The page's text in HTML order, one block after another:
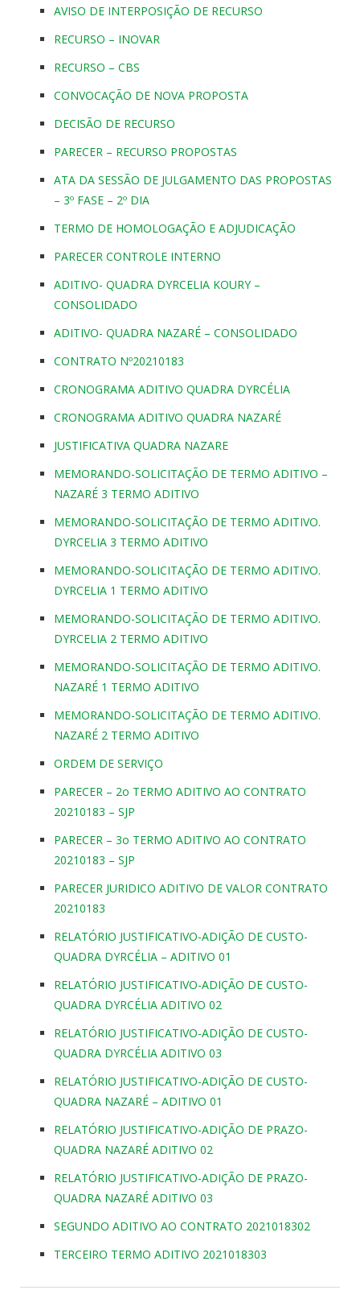
AVISO DE INTERPOSIÇÃO DE RECURSO
RECURSO – INOVAR
RECURSO – CBS
CONVOCAÇÃO DE NOVA PROPOSTA
DECISÃO DE RECURSO
PARECER – RECURSO PROPOSTAS
ATA DA SESSÃO DE JULGAMENTO DAS PROPOSTAS
– 3º FASE – 2º DIA
TERMO DE HOMOLOGAÇÃO E ADJUDICAÇÃO
PARECER CONTROLE INTERNO
ADITIVO- QUADRA DYRCELIA KOURY –
CONSOLIDADO
ADITIVO- QUADRA NAZARÉ – CONSOLIDADO
CONTRATO Nº20210183
CRONOGRAMA ADITIVO QUADRA DYRCÉLIA
CRONOGRAMA ADITIVO QUADRA NAZARÉ
JUSTIFICATIVA QUADRA NAZARE
MEMORANDO-SOLICITAÇÃO DE TERMO ADITIVO –
NAZARÉ 3 TERMO ADITIVO
MEMORANDO-SOLICITAÇÃO DE TERMO ADITIVO.
DYRCELIA 3 TERMO ADITIVO
MEMORANDO-SOLICITAÇÃO DE TERMO ADITIVO.
DYRCELIA 1 TERMO ADITIVO
MEMORANDO-SOLICITAÇÃO DE TERMO ADITIVO.
DYRCELIA 2 TERMO ADITIVO
MEMORANDO-SOLICITAÇÃO DE TERMO ADITIVO.
NAZARÉ 1 TERMO ADITIVO
MEMORANDO-SOLICITAÇÃO DE TERMO ADITIVO.
NAZARÉ 2 TERMO ADITIVO
ORDEM DE SERVIÇO
PARECER – 2o TERMO ADITIVO AO CONTRATO
20210183 – SJP
PARECER – 3o TERMO ADITIVO AO CONTRATO
20210183 – SJP
PARECER JURIDICO ADITIVO DE VALOR CONTRATO
20210183
RELATÓRIO JUSTIFICATIVO-ADIÇÃO DE CUSTO-
QUADRA DYRCÉLIA – ADITIVO 01
RELATÓRIO JUSTIFICATIVO-ADIÇÃO DE CUSTO-
QUADRA DYRCÉLIA ADITIVO 02
RELATÓRIO JUSTIFICATIVO-ADIÇÃO DE CUSTO-
QUADRA DYRCÉLIA ADITIVO 03
RELATÓRIO JUSTIFICATIVO-ADIÇÃO DE CUSTO-
QUADRA NAZARÉ – ADITIVO 01
RELATÓRIO JUSTIFICATIVO-ADIÇÃO DE PRAZO-
QUADRA NAZARÉ ADITIVO 02
RELATÓRIO JUSTIFICATIVO-ADIÇÃO DE PRAZO-
QUADRA NAZARÉ ADITIVO 03
SEGUNDO ADITIVO AO CONTRATO 2021018302
TERCEIRO TERMO ADITIVO 2021018303